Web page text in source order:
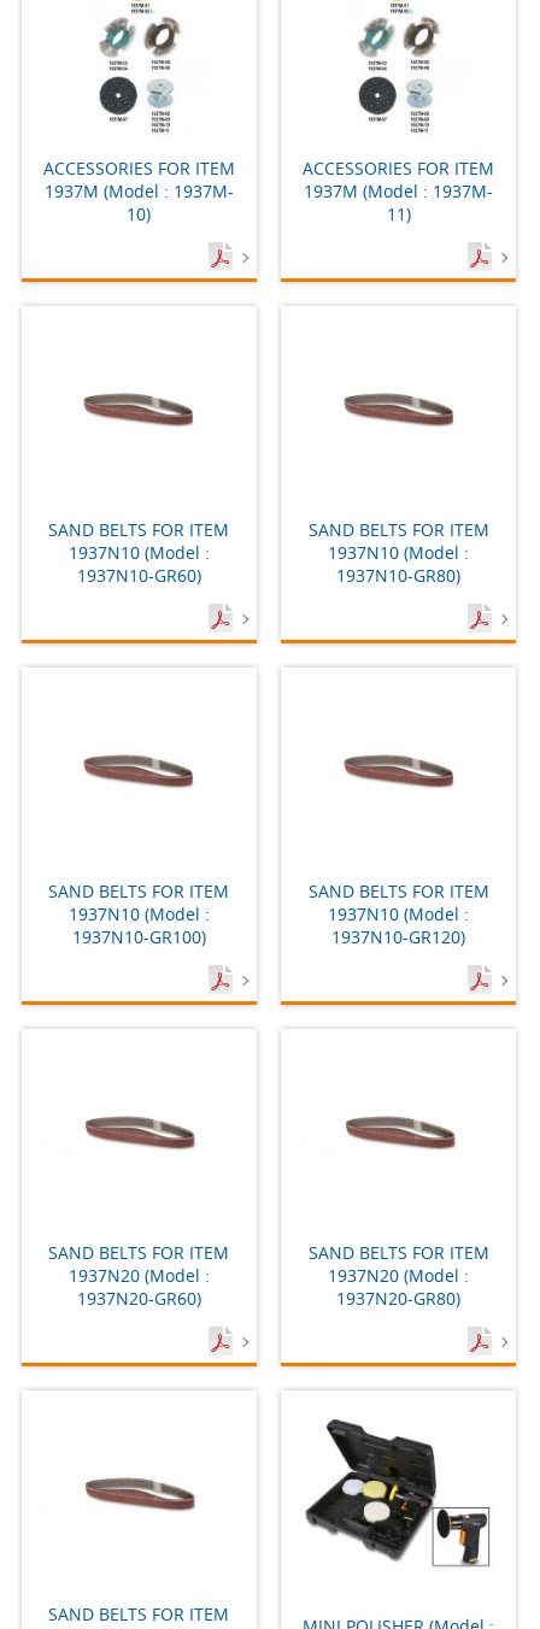
ACCESSORIES FOR ITEM
1937M (Model : 1937M-
10)
ACCESSORIES FOR ITEM
1937M (Model : 1937M-
11)
SAND BELTS FOR ITEM
1937N10 (Model :
1937N10-GR60)
SAND BELTS FOR ITEM
1937N10 (Model :
1937N10-GR80)
SAND BELTS FOR ITEM
1937N10 (Model :
1937N10-GR100)
SAND BELTS FOR ITEM
1937N10 (Model :
1937N10-GR120)
SAND BELTS FOR ITEM
1937N20 (Model :
1937N20-GR60)
SAND BELTS FOR ITEM
1937N20 (Model :
1937N20-GR80)
SAND BELTS FOR ITEM